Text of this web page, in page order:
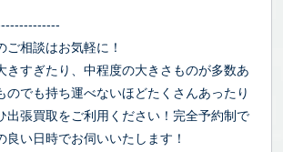
相談はお気軽に！
きすぎたり、中程度の大きさものが多数あ
のでも持ち運べないほどたくさんあったり
出張買取をご利用ください！完全予約制で
良い日時でお伺いいたします！